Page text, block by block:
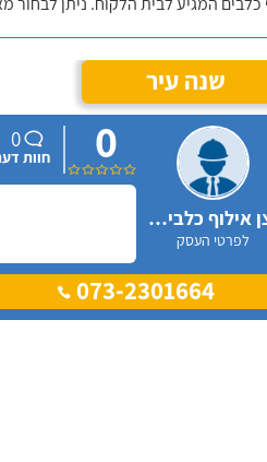
שנה עיר
ניצן אילוף כלבים על הכנרת
לפרטי העסק
0
0
חוות
073-2301664